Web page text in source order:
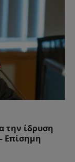
την ίδρυση
Επίσημη